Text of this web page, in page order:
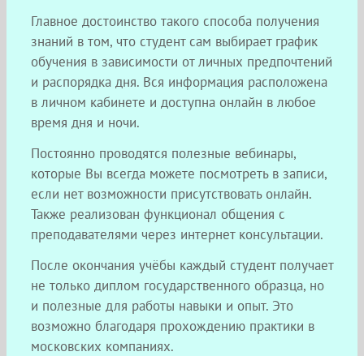
Главное достоинство такого способа получения
знаний в том, что студент сам выбирает график
обучения в зависимости от личных предпочтений
и распорядка дня. Вся информация расположена
в личном кабинете и доступна онлайн в любое
время дня и ночи.
Постоянно проводятся полезные вебинары,
которые Вы всегда можете посмотреть в записи,
если нет возможности присутствовать онлайн.
Также реализован функционал общения с
преподавателями через интернет консультации.
После окончания учёбы каждый студент получает
не только диплом государственного образца, но
и полезные для работы навыки и опыт. Это
возможно благодаря прохождению практики в
московских компаниях.